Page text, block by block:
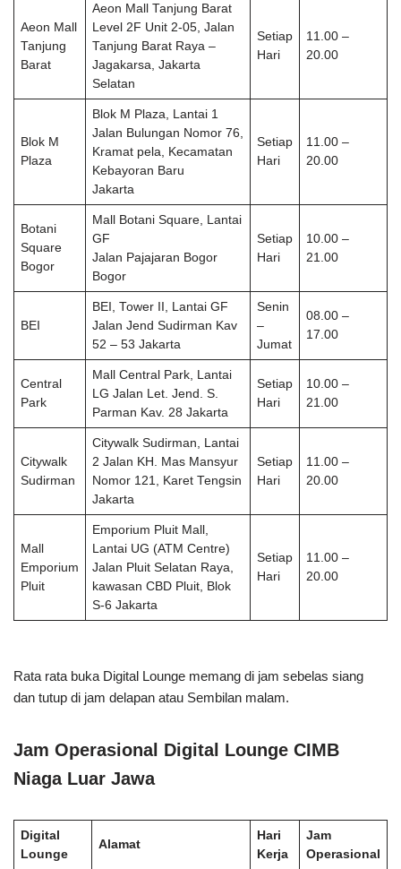
Aeon Mall
Tanjung
Barat
Aeon Mall Tanjung Barat
Level 2F Unit 2-05, Jalan
Tanjung Barat Raya –
Jagakarsa, Jakarta
Selatan
Setiap
Hari
11.00 –
20.00
Blok M
Plaza
Blok M Plaza, Lantai 1
Jalan Bulungan Nomor 76,
Kramat pela, Kecamatan
Kebayoran Baru
Jakarta
Setiap
Hari
11.00 –
20.00
Botani
Square
Bogor
Mall Botani Square, Lantai
GF
Jalan Pajajaran Bogor
Bogor
Setiap
Hari
10.00 –
21.00
BEI
BEI, Tower II, Lantai GF
Jalan Jend Sudirman Kav
52 – 53 Jakarta
Senin
–
Jumat
08.00 –
17.00
Central
Park
Mall Central Park, Lantai
LG Jalan Let. Jend. S.
Parman Kav. 28 Jakarta
Setiap
Hari
10.00 –
21.00
Citywalk
Sudirman
Citywalk Sudirman, Lantai
2 Jalan KH. Mas Mansyur
Nomor 121, Karet Tengsin
Jakarta
Setiap
Hari
11.00 –
20.00
Mall
Emporium
Pluit
Emporium Pluit Mall,
Lantai UG (ATM Centre)
Jalan Pluit Selatan Raya,
kawasan CBD Pluit, Blok
S-6 Jakarta
Setiap
Hari
11.00 –
20.00
Rata rata buka Digital Lounge memang di jam sebelas siang
dan tutup di jam delapan atau Sembilan malam.
Jam Operasional Digital Lounge CIMB
Niaga Luar Jawa
Digital
Lounge
Alamat
Hari
Kerja
Jam
Operasional